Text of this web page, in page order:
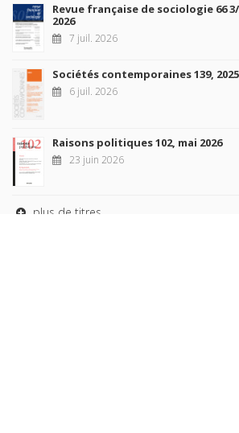
Revue française de sociologie 66
2026
7 juil. 2026
Sociétés contemporaines 139, 2025
6 juil. 2026
Raisons politiques 102, mai 2026
23 juin 2026
plus de titres